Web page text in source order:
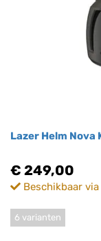
Lazer Helm Nova
€ 249,00
Beschikbaar
6 varianten